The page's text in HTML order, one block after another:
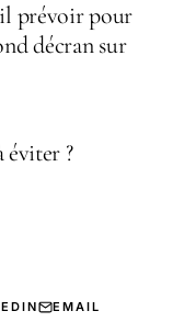
prévoir pour
décran sur
éviter ?
EMAIL